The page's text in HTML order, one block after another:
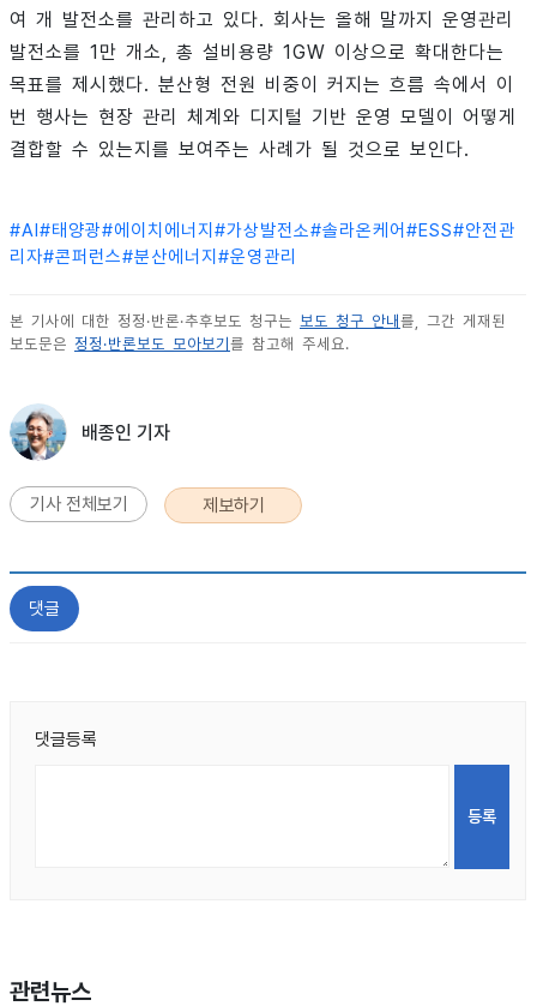
여 개 발전소를 관리하고 있다. 회사는 올해 말까지 운영관리
발전소를 1만 개소, 총 설비용량 1GW 이상으로 확대한다는
목표를 제시했다. 분산형 전원 비중이 커지는 흐름 속에서 이
번 행사는 현장 관리 체계와 디지털 기반 운영 모델이 어떻게
결합할 수 있는지를 보여주는 사례가 될 것으로 보인다.
#AI#태양광#에이치에너지 #가상발전소#솔라온케어 #ESS#안전관
리자#콘퍼런스#분산에너지 #운영관리
본 기사에 대한 정정·반론·추후보도 청구는 보도 청구 안내를, 그간 게재된
보도문은 정정·반론보도 모아보기를 참고해 주세요.
배종인 기자
기사 전체보기 제보하기
댓글
댓글등록
관련뉴스